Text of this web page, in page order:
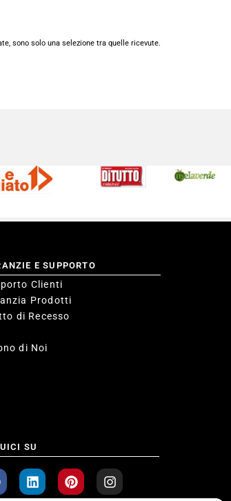
sono solo una selezione tra quelle ricevute.
E SUPPORTO
Clienti
Prodotti
di Recesso
di Noi
SU